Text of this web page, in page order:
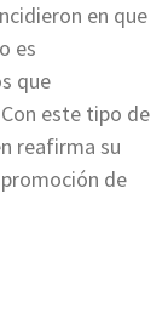
en que
es
que
este tipo de
reafirma su
de